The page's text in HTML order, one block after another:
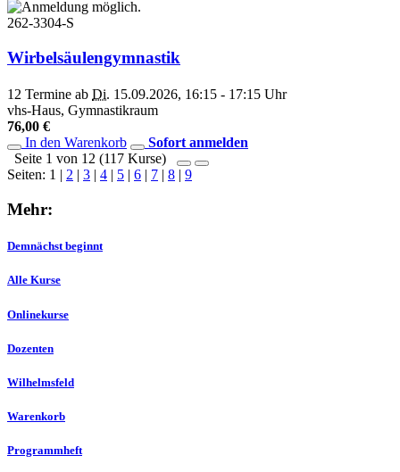
262-3304-S
Wirbelsäulengymnastik
12 Termine ab Di. 15.09.2026, 16:15 - 17:15 Uhr
vhs-Haus, Gymnastikraum
76,00 €
In den Warenkorb
Sofort anmelden
Seite 1 von 12 (117 Kurse)
Seiten: 1 | 2 | 3 | 4 | 5 | 6 | 7 | 8 | 9
Mehr:
Demnächst beginnt
Alle Kurse
Onlinekurse
Dozenten
Wilhelmsfeld
Warenkorb
Programmheft